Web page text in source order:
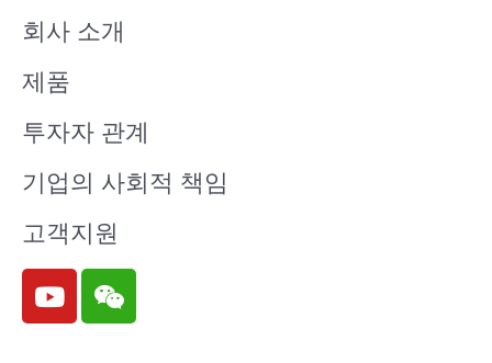
회사 소개
제품
투자자 관계
기업의 사회적 책임
고객지원
Y
o
W
e